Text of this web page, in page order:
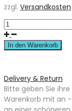
zzgl. Versandkosten
In den Warenkorb
Delivery & Return
Bitte geben Sie
Warenkorb mit an -